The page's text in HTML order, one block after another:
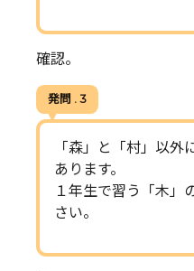
確認。
発問 . 3
「森」と「村」以
あります。
１年生で習う「木」
さい。